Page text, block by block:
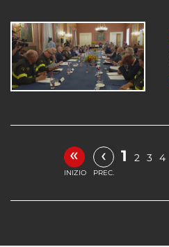
«
INIZIO
‹
PREC.
1 2 3 4